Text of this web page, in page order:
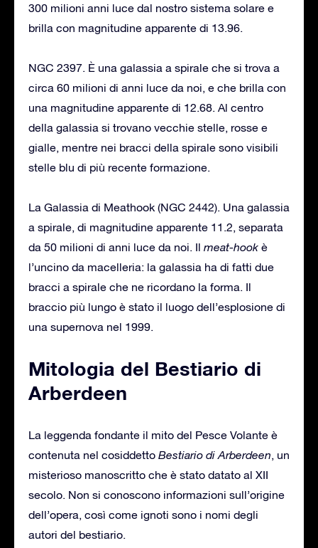
300 milioni anni luce dal nostro sistema solare e
brilla con magnitudine apparente di 13.96.
NGC 2397. È una galassia a spirale che si trova a
circa 60 milioni di anni luce da noi, e che brilla con
una magnitudine apparente di 12.68. Al centro
della galassia si trovano vecchie stelle, rosse e
gialle, mentre nei bracci della spirale sono visibili
stelle blu di più recente formazione.
La Galassia di Meathook (NGC 2442). Una galassia
a spirale, di magnitudine apparente 11.2, separata
da 50 milioni di anni luce da noi. Il meat-hook è
l’uncino da macelleria: la galassia ha di fatti due
bracci a spirale che ne ricordano la forma. Il
braccio più lungo è stato il luogo dell’esplosione di
una supernova nel 1999.
Mitologia del Bestiario di
Arberdeen
La leggenda fondante il mito del Pesce Volante è
contenuta nel cosiddetto Bestiario di Arberdeen, un
misterioso manoscritto che è stato datato al XII
secolo. Non si conoscono informazioni sull’origine
dell’opera, così come ignoti sono i nomi degli
autori del bestiario.